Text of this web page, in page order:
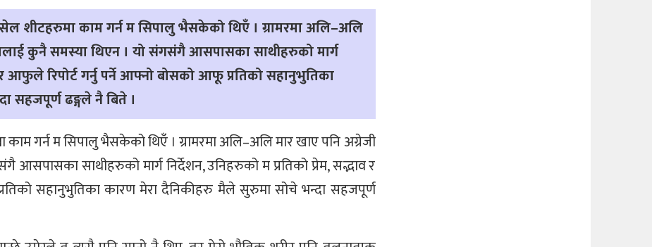
शीटहरुमा काम गर्न म सिपालु भैसकेको थिएँ । ग्रामरमा अलि–अलि
कुनै समस्या थिएन । यो संगसंगै आसपासका साथीहरुको मार्ग
आफुले रिपोर्ट गर्नु पर्ने आफ्नो बोसको आफू प्रतिको सहानुभुतिका
सहजपूर्ण ढङ्गले नै बिते ।
काम गर्न म सिपालु भैसकेको थिएँ । ग्रामरमा अलि–अलि मार खाए पनि अग्रेजी
साथीहरुको मार्ग निर्देशन, उनिहरुको म प्रतिको प्रेम, सद्भाव र
सहानुभुतिका कारण मेरा दैनिकीहरु मैले सुरुमा सोचे भन्दा सहजपूर्ण